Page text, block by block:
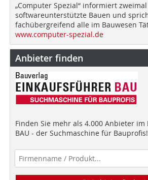
„Computer Spezial“ informiert
softwareunterstützte Bauen und
fachübergreifend alle im Bauwesen
www.computer-spezial.de
Anbieter finden
Finden Sie mehr als 4.000 Anbieter im
BAU - der Suchmaschine für Bauprofis!